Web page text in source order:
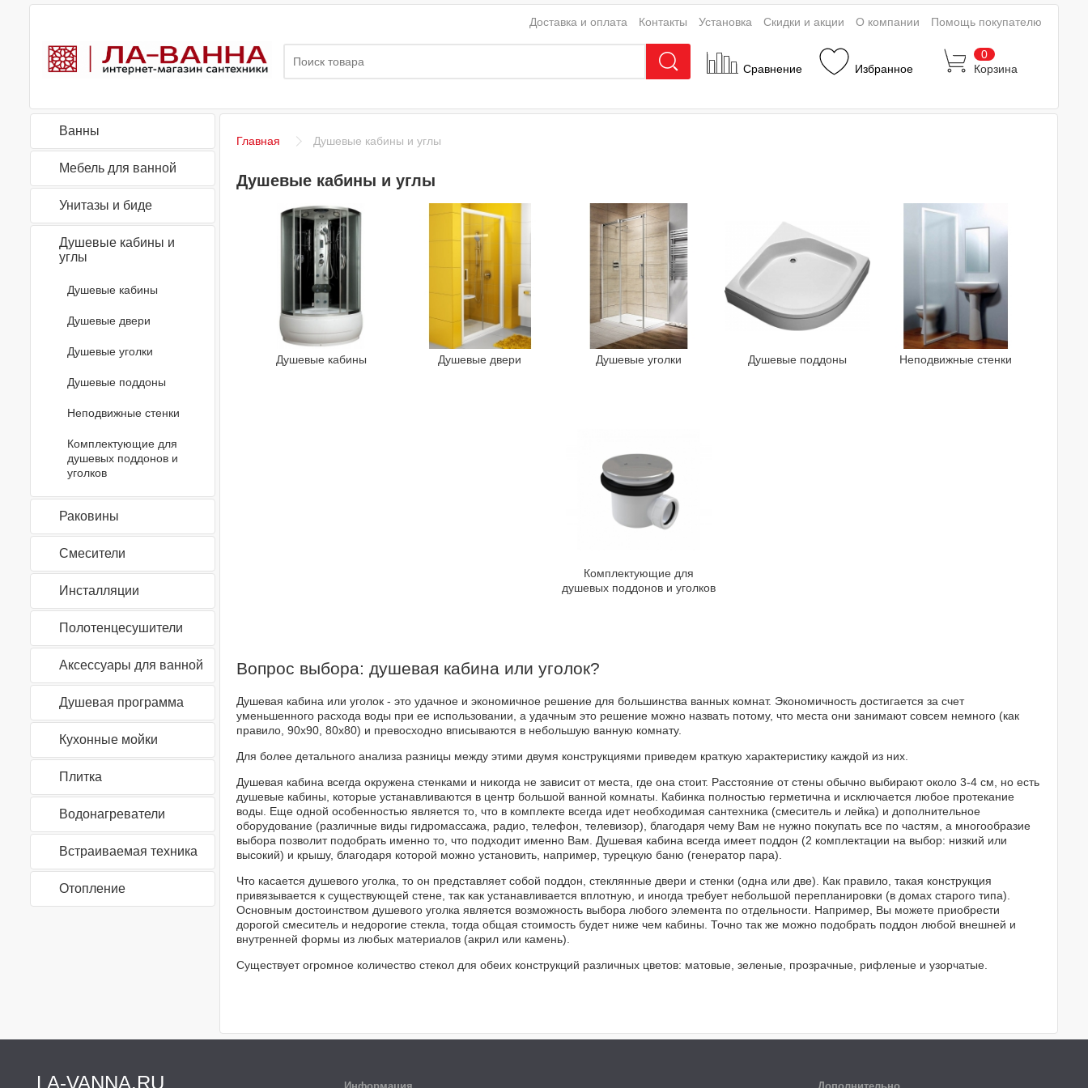
Сравнение Избранное
0
Корзина
Доставка и оплата Контакты Установка Скидки и акции О компании Помощь покупателю
Ванны
Мебель для ванной
Унитазы и биде
Душевые кабины и
углы
Душевые кабины
Душевые двери
Душевые уголки
Душевые поддоны
Неподвижные стенки
Комплектующие для
душевых поддонов и
уголков
Раковины
Смесители
Инсталляции
Полотенцесушители
Аксессуары для ванной
Душевая программа
Кухонные мойки
Плитка
Водонагреватели
Встраиваемая техника
Отопление
Главная Душевые кабины и углы
Душевые кабины и углы
Душевые кабины Душевые двери Душевые уголки Душевые поддоны Неподвижные стенки
Комплектующие для
душевых поддонов и уголков
Вопрос выбора: душевая кабина или уголок?
Душевая кабина или уголок - это удачное и экономичное решение для большинства ванных комнат. Экономичность достигается за счет
уменьшенного расхода воды при ее использовании, а удачным это решение можно назвать потому, что места они занимают совсем немного (как
правило, 90x90, 80x80) и превосходно вписываются в небольшую ванную комнату.
Для более детального анализа разницы между этими двумя конструкциями приведем краткую характеристику каждой из них.
Душевая кабина всегда окружена стенками и никогда не зависит от места, где она стоит. Расстояние от стены обычно выбирают около 3-4 см, но есть
душевые кабины, которые устанавливаются в центр большой ванной комнаты. Кабинка полностью герметична и исключается любое протекание
воды. Еще одной особенностью является то, что в комплекте всегда идет необходимая сантехника (смеситель и лейка) и дополнительное
оборудование (различные виды гидромассажа, радио, телефон, телевизор), благодаря чему Вам не нужно покупать все по частям, а многообразие
выбора позволит подобрать именно то, что подходит именно Вам. Душевая кабина всегда имеет поддон (2 комплектации на выбор: низкий или
высокий) и крышу, благодаря которой можно установить, например, турецкую баню (генератор пара).
Что касается душевого уголка, то он представляет собой поддон, стеклянные двери и стенки (одна или две). Как правило, такая конструкция
привязывается к существующей стене, так как устанавливается вплотную, и иногда требует небольшой перепланировки (в домах старого типа).
Основным достоинством душевого уголка является возможность выбора любого элемента по отдельности. Например, Вы можете приобрести
дорогой смеситель и недорогие стекла, тогда общая стоимость будет ниже чем кабины. Точно так же можно подобрать поддон любой внешней и
внутренней формы из любых материалов (акрил или камень).
Существует огромное количество стекол для обеих конструкций различных цветов: матовые, зеленые, прозрачные, рифленые и узорчатые.
LA-VANNA.RU